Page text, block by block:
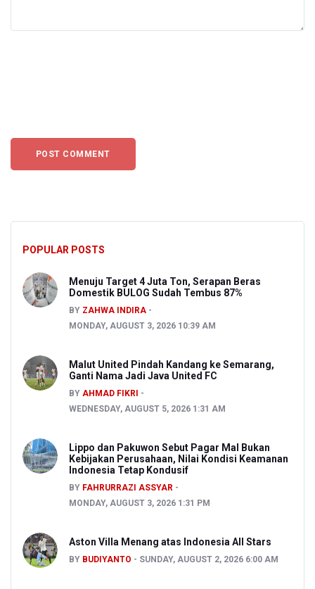
POPULAR POSTS
Menuju Target 4 Juta Ton, Serapan Beras
Domestik BULOG Sudah Tembus 87%
BY ZAHWA INDIRA
MONDAY, AUGUST 3, 2026 10:39 AM
Malut United Pindah Kandang ke Semarang,
Ganti Nama Jadi Java United FC
BY AHMAD FIKRI
WEDNESDAY, AUGUST 5, 2026 1:31 AM
Lippo dan Pakuwon Sebut Pagar Mal Bukan
Kebijakan Perusahaan, Nilai Kondisi Keamanan
Indonesia Tetap Kondusif
BY FAHRURRAZI ASSYAR
MONDAY, AUGUST 3, 2026 1:31 PM
Aston Villa Menang atas Indonesia All Stars
BY BUDIYANTO SUNDAY, AUGUST 2, 2026 6:00 AM